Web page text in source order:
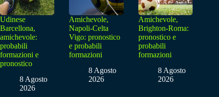
Udinese
Barcellona,
amichevole:
probabili
formazioni e
pronostico
8 Agosto
2026
Amichevole,
Napoli-Celta
Vigo: pronostico
e probabili
formazioni
8 Agosto
2026
Amichevole,
Brighton-Roma:
pronostico e
probabili
formazioni
8 Agosto
2026